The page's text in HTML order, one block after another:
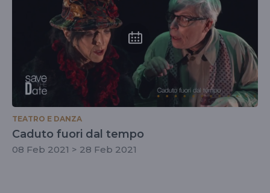
TEATRO E DANZA
Caduto fuori dal tempo
08 Feb 2021 > 28 Feb 2021